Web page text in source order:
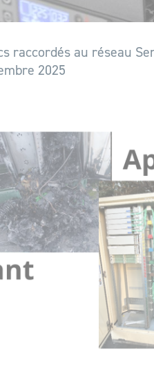
raccordés au réseau
2025